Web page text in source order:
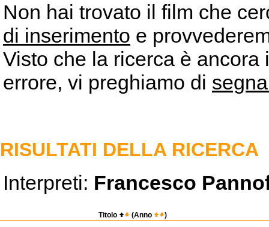
Non hai trovato il film che
di inserimento e
Visto che la ricerca è
errore, vi preghiamo di
RISULTATI DELLA RICERCA
Interpreti: Francesco
Titolo (Anno )